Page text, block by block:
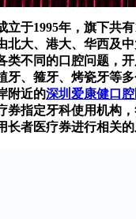
于1995年，旗下共有
北大、港大、华西及
类不同的口腔问题，
牙、箍牙、烤瓷牙等
附近的深圳爱康健口
券指定牙科使用机构
长者医疗券进行相关的